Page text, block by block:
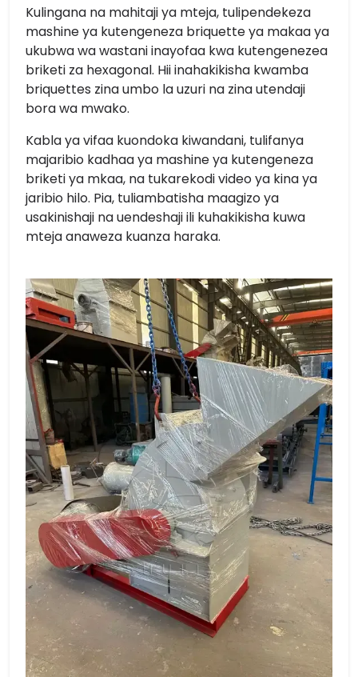
Kulingana na mahitaji ya mteja, tulipendekeza
mashine ya kutengeneza briquette ya makaa ya
ukubwa wa wastani inayofaa kwa kutengenezea
briketi za hexagonal. Hii inahakikisha kwamba
briquettes zina umbo la uzuri na zina utendaji
bora wa mwako.
Kabla ya vifaa kuondoka kiwandani, tulifanya
majaribio kadhaa ya mashine ya kutengeneza
briketi ya mkaa, na tukarekodi video ya kina ya
jaribio hilo. Pia, tuliambatisha maagizo ya
usakinishaji na uendeshaji ili kuhakikisha kuwa
mteja anaweza kuanza haraka.